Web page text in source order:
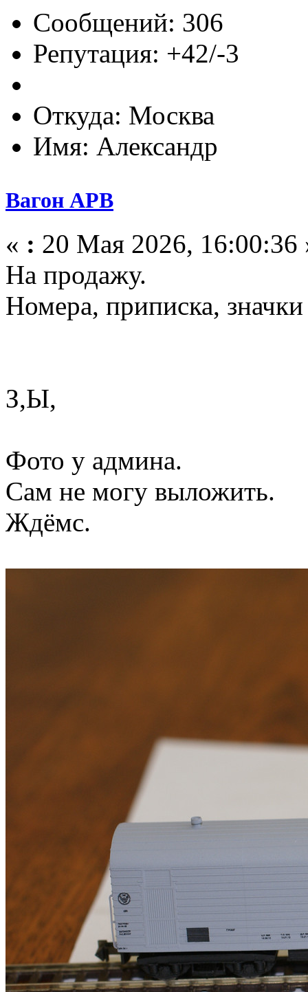
Сообщений: 306
Репутация: +42/-3
Откуда: Москва
Имя: Александр
Вагон АРВ
« : 20 Мая 2026, 16:00:36
На продажу.
Номера, приписка,
З,Ы,
Фото у админа.
Сам не могу выложить.
Ждёмс.